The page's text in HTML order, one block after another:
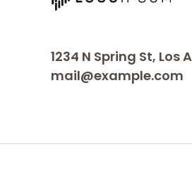
1234 N Spring St, Los
mail@example.com